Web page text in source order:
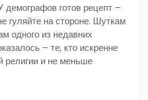
демографов готов рецепт –
гуляйте на стороне. Шуткам
одного из недавних
– те, кто искренне
религии и не меньше